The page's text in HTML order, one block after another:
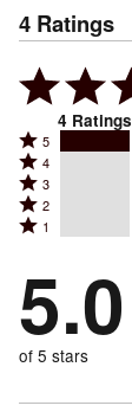
4 Ratings
4 Ratings
Rated
5
stars
by
of
reviewers
5
Rated
4
stars
by
of
reviewers
4
Rated
3
stars
0%
of
reviewers
3
Rated
2
by
0%
of
reviewers
2
Rated
stars
by
0%
of
1
5.0
of 5 stars